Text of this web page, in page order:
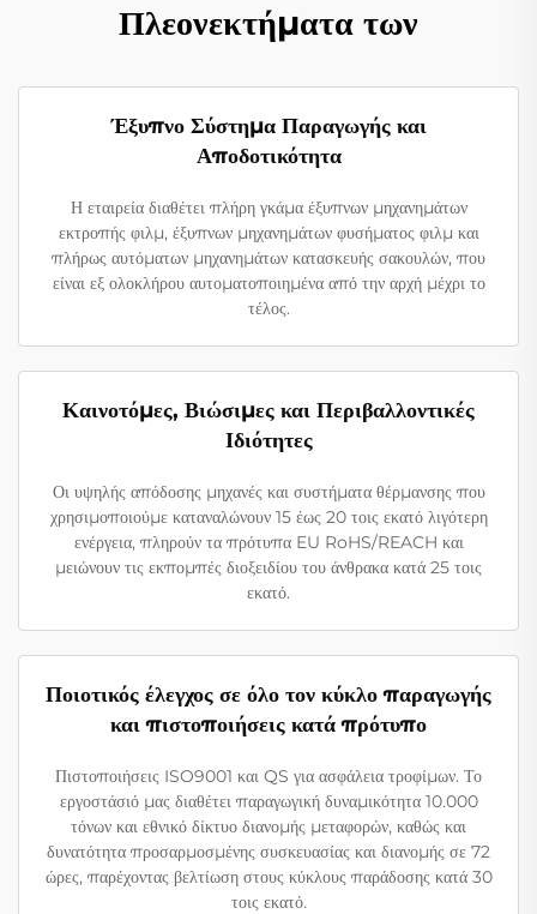
Πλεονεκτήματα των
Έξυπνο Σύστημα Παραγωγής και
Αποδοτικότητα
Η εταιρεία διαθέτει πλήρη γκάμα έξυπνων μηχανημάτων
εκτροπής φιλμ, έξυπνων μηχανημάτων φυσήματος φιλμ και
πλήρως αυτόματων μηχανημάτων κατασκευής σακουλών, που
είναι εξ ολοκλήρου αυτοματοποιημένα από την αρχή μέχρι το
τέλος.
Καινοτόμες, Βιώσιμες και Περιβαλλοντικές
Ιδιότητες
Οι υψηλής απόδοσης μηχανές και συστήματα θέρμανσης που
χρησιμοποιούμε καταναλώνουν 15 έως 20 τοις εκατό λιγότερη
ενέργεια, πληρούν τα πρότυπα EU RoHS/REACH και
μειώνουν τις εκπομπές διοξειδίου του άνθρακα κατά 25 τοις
εκατό.
Ποιοτικός έλεγχος σε όλο τον κύκλο παραγωγής
και πιστοποιήσεις κατά πρότυπο
Πιστοποιήσεις ISO9001 και QS για ασφάλεια τροφίμων. Το
εργοστάσιό μας διαθέτει παραγωγική δυναμικότητα 10.000
τόνων και εθνικό δίκτυο διανομής μεταφορών, καθώς και
δυνατότητα προσαρμοσμένης συσκευασίας και διανομής σε 72
ώρες, παρέχοντας βελτίωση στους κύκλους παράδοσης κατά 30
τοις εκατό.